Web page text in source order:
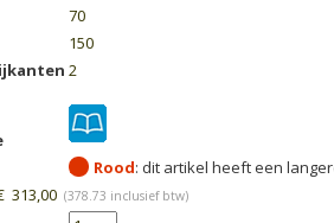
70
150
2
Rood
313,00 (378.73 inclusief btw)